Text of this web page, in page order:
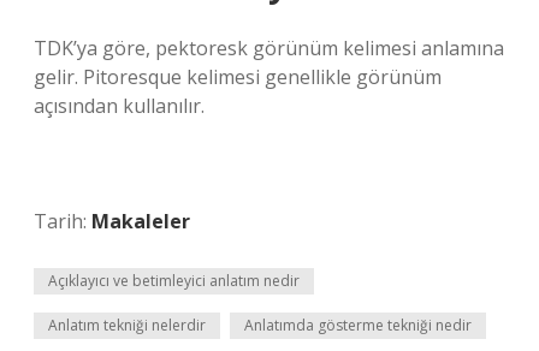
TDK’ya göre, pektoresk görünüm kelimesi anlamına
gelir. Pitoresque kelimesi genellikle görünüm
açısından kullanılır.
Tarih: Makaleler
Açıklayıcı ve betimleyici anlatım nedir
Anlatım tekniği nelerdir Anlatımda gösterme tekniği nedir